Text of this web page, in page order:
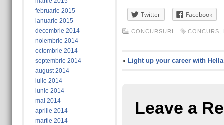
februarie 2015
ianuarie 2015
decembrie 2014
noiembrie 2014
octombrie 2014
septembrie 2014
august 2014
iulie 2014
iunie 2014
mai 2014
aprilie 2014
martie 2014
Twitter Facebook
CONCURSURI CONCURS
« Light up your career with Hella
Leave a